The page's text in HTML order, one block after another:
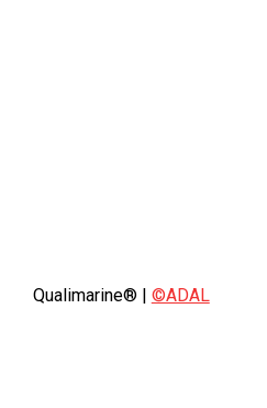
Qualimarine® | ©ADAL